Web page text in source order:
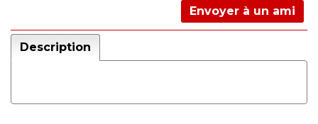
Envoyer à un ami
Description